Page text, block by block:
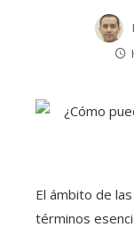
El ámbito de
términos